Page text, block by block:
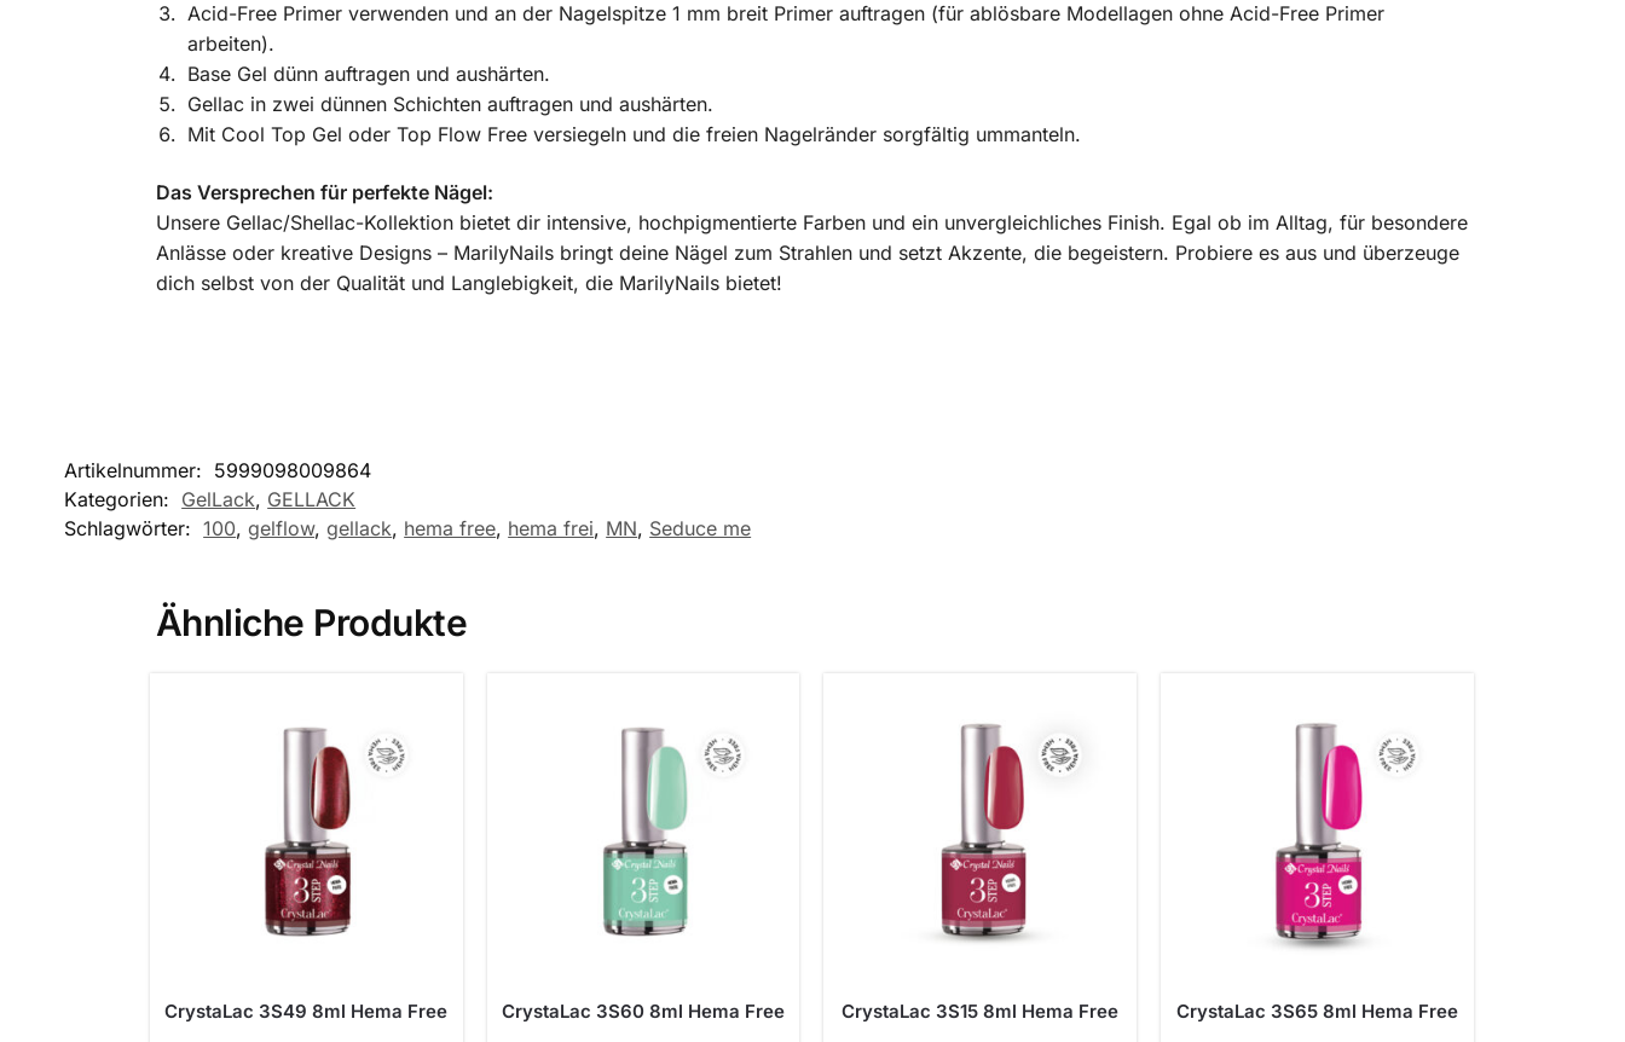
Acid-Free Primer verwenden und an der Nagelspitze 1 mm breit Primer auftragen (für ablösbare Modellagen ohne Acid-Free Primer
arbeiten).
Base Gel dünn auftragen und aushärten.
Gellac in zwei dünnen Schichten auftragen und aushärten.
Mit Cool Top Gel oder Top Flow Free versiegeln und die freien Nagelränder sorgfältig ummanteln.
Das Versprechen für perfekte Nägel:
Unsere Gellac/Shellac-Kollektion bietet dir intensive, hochpigmentierte Farben und ein unvergleichliches Finish. Egal ob im Alltag, für besondere
Anlässe oder kreative Designs – MarilyNails bringt deine Nägel zum Strahlen und setzt Akzente, die begeistern. Probiere es aus und überzeuge
dich selbst von der Qualität und Langlebigkeit, die MarilyNails bietet!
Artikelnummer: 5999098009864
Kategorien: GelLack, GELLACK
Schlagwörter: 100,gelflow,gellack, hema free, hema frei, MN, Seduce me
Ähnliche Produkte
CrystaLac 3S49 8ml Hema Free CrystaLac 3S60 8ml Hema Free CrystaLac 3S15 8ml Hema Free CrystaLac 3S65 8ml Hema Free